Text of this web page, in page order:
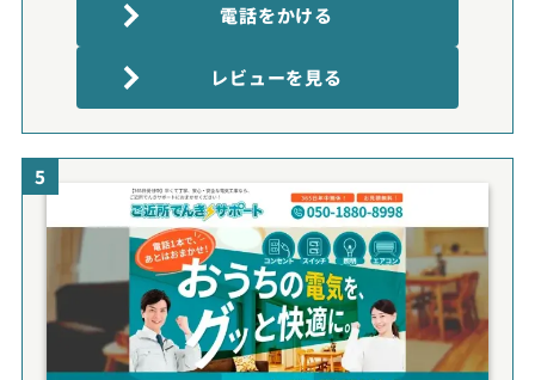
電話をかける
レビューを見る
5